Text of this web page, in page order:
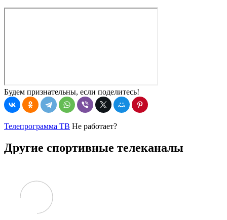
Будем признательны, если поделитесь!
Телепрограмма ТВ Не работает?
Другие спортивные телеканалы